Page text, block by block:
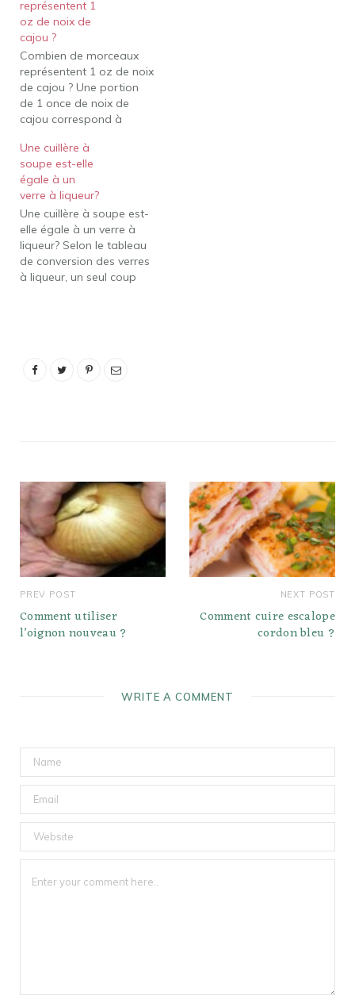
tasses dans une boîte de
bouillon de poulet ? Dans
un 14,5 oz. boîte de
bouillon de…
représentent 1
oz de noix de
cajou ?
Combien de morceaux
représentent 1 oz de noix
de cajou ? Une portion
de 1 once de noix de
cajou correspond à
entières. Les noix de
cajou sont riches en
graisses monoinsaturées
et polyinsaturées et
constituent une bonne
source de protéines.
Comment mesurer 1 oz…
Une cuillère à
soupe est-elle
égale à un
verre à liqueur?
Une cuillère à soupe est-
elle égale à un verre à
liqueur? Selon le tableau
de conversion des verres
à liqueur, un seul coup
est la mesure d'un tir ?…
PREV POST
Comment utiliser
l’oignon nouveau ?
NEXT POST
Comment cuire escalope
cordon bleu ?
WRITE A COMMENT